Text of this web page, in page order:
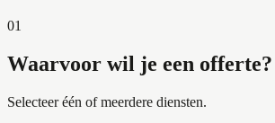
4,9
01
Waarvoor wil je een offerte?
Selecteer één of meerdere diensten.